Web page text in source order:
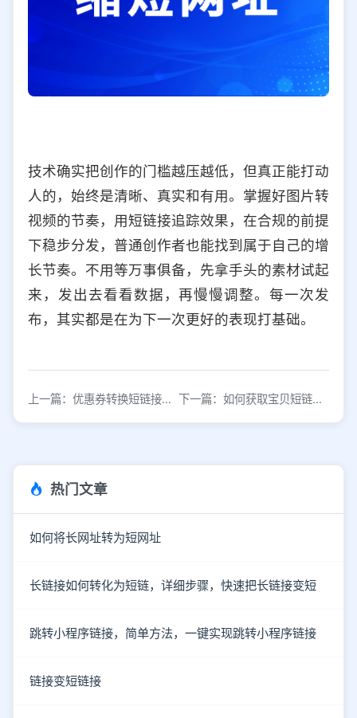
技术确实把创作的门槛越压越低，但真正能打动
人的，始终是清晰、真实和有用。掌握好图片转
视频的节奏，用短链接追踪效果，在合规的前提
下稳步分发，普通创作者也能找到属于自己的增
长节奏。不用等万事俱备，先拿手头的素材试起
来，发出去看看数据，再慢慢调整。每一次发
布，其实都是在为下一次更好的表现打基础。
上一篇：优惠券转换短链接需要用到什么工具？ 下一篇：如何获取宝贝短链接？宝贝短链接生成工具
热门文章
如何将长网址转为短网址
长链接如何转化为短链，详细步骤，快速把长链接变短
跳转小程序链接，简单方法，一键实现跳转小程序链接
链接变短链接